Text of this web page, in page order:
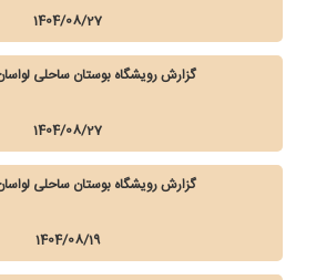
1404/08/27
گزارش رویشگاه بوستان ساحلی لواسان
1404/08/27
گزارش رویشگاه بوستان ساحلی لواسان
1404/08/19